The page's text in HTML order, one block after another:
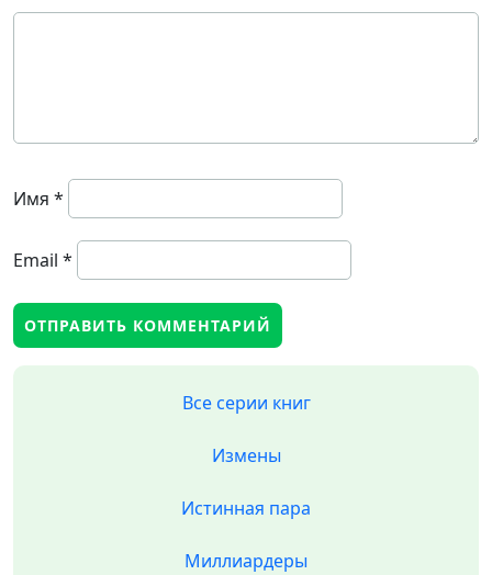
Имя *
Email *
Все серии книг
Измены
Истинная пара
Миллиардеры